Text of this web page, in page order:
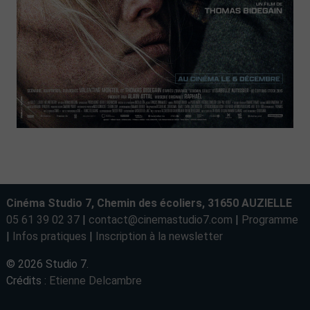
Cinéma Studio 7, Chemin des écoliers, 31650 AUZIELLE
05 61 39 02 37| contact@cinemastudio7.com
Programme
Infos pratiques Inscription à la newsletter
© 2026 Studio 7.
Crédits : Etienne Delcambre